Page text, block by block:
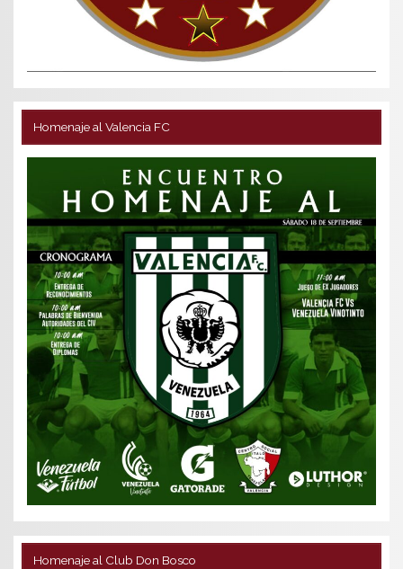
Homenaje al Valencia FC
Homenaje al Club Don Bosco